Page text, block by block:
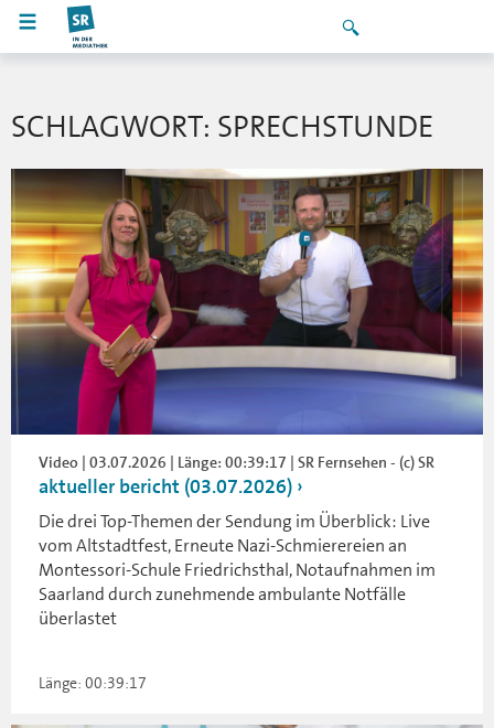
SCHLAGWORT: SPRECHSTUNDE
Video | 03.07.2026 | Länge: 00:39:17 | SR Fernsehen - (c) SR
aktueller bericht (03.07.2026)
Die drei Top-Themen der Sendung im Überblick: Live
vom Altstadtfest, Erneute Nazi-Schmierereien an
Montessori-Schule Friedrichsthal, Notaufnahmen im
Saarland durch zunehmende ambulante Notfälle
überlastet
Länge: 00:39:17